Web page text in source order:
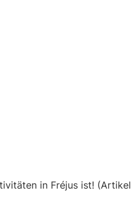
in Fréjus ist! (Artikel